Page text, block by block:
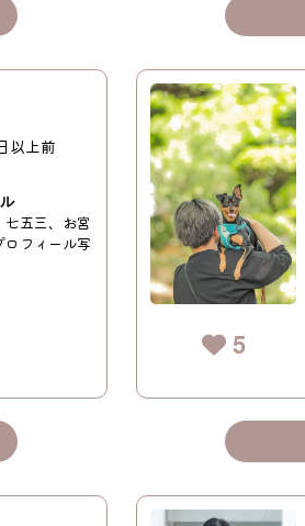
以上前
七五三、お宮
ロフィール写
5